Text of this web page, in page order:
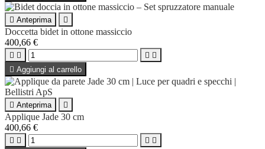
 Anteprima 
Doccetta bidet in ottone massiccio
400,66 €
   
 Aggiungi al carrello
 Anteprima 
Applique Jade 30 cm
400,66 €
   